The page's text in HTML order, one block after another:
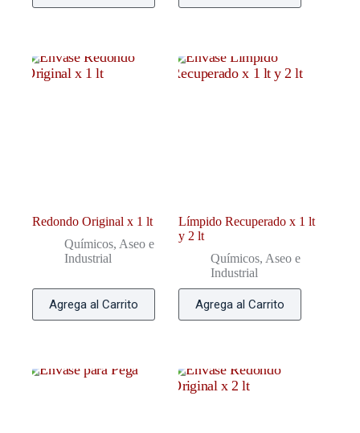
Redondo Original x 1 lt
Químicos, Aseo e
Industrial
Agrega al Carrito
Límpido Recuperado x 1 lt
y 2 lt
Químicos, Aseo e
Industrial
Agrega al Carrito